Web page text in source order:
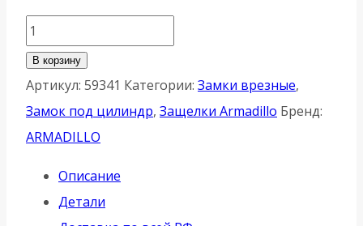
Количество
товара
Замок
Armadillo
(Армадилло)
магнитный
под
В корзину
Артикул: 59341 Категории: Замки врезные,
Замок под цилиндр, Защелки Armadillo Бренд:
ARMADILLO
Описание
Детали